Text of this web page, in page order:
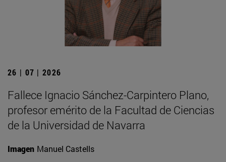
26 | 07 | 2026
Fallece Ignacio Sánchez-Carpintero Plano,
profesor emérito de la Facultad de Ciencias
de la Universidad de Navarra
Imagen Manuel Castells